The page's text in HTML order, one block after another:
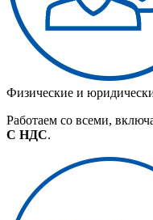
Физические и
Работаем со всеми,
С НДС.